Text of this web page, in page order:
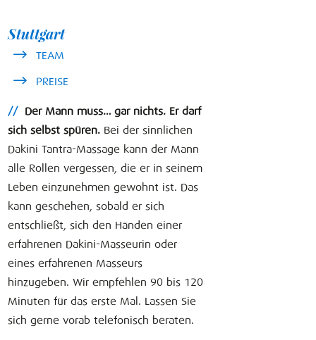
Stuttgart
TEAM
PREISE
// Der Mann muss… gar nichts. Er darf
sich selbst spüren. Bei der sinnlichen
Dakini Tantra-Massage kann der Mann
alle Rollen vergessen, die er in seinem
Leben einzunehmen gewohnt ist. Das
kann geschehen, sobald er sich
entschließt, sich den Händen einer
erfahrenen Dakini-Masseurin oder
eines erfahrenen Masseurs
hinzugeben. Wir empfehlen 90 bis 120
Minuten für das erste Mal. Lassen Sie
sich gerne vorab telefonisch beraten.